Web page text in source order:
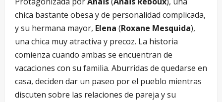
chica bastante obesa y de personalidad complicada,
y su hermana mayor, Elena (Roxane Mesquida),
una chica muy atractiva y precoz. La historia
comienza cuando ambas se encuentran de
vacaciones con su familia. Aburridas de quedarse en
casa, deciden dar un paseo por el pueblo mientras
discuten sobre las relaciones de pareja y su